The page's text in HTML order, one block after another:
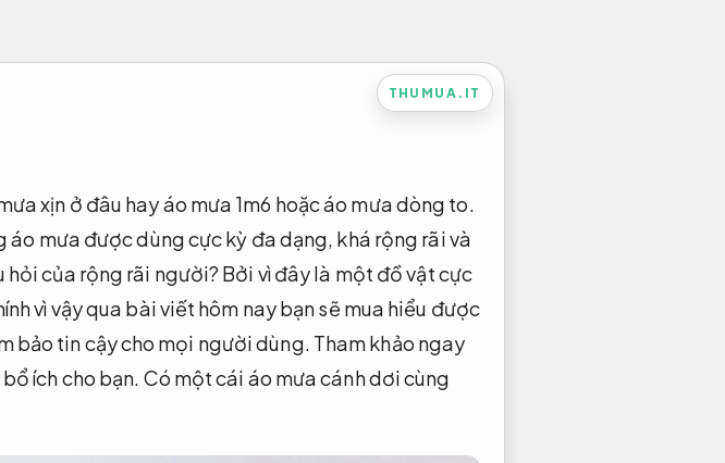
THUMUA.IT
xịn ở đâu hay áo mưa 1m6 hoặc áo mưa dòng to.
mưa được dùng cực kỳ đa dạng, khá rộng rãi và
của rộng rãi người? Bởi vì đây là một đồ vật cực
vì vậy qua bài viết hôm nay bạn sẽ mua hiểu được
bảo tin cậy cho mọi người dùng. Tham khảo ngay
ích cho bạn. Có một cái áo mưa cánh dơi cùng